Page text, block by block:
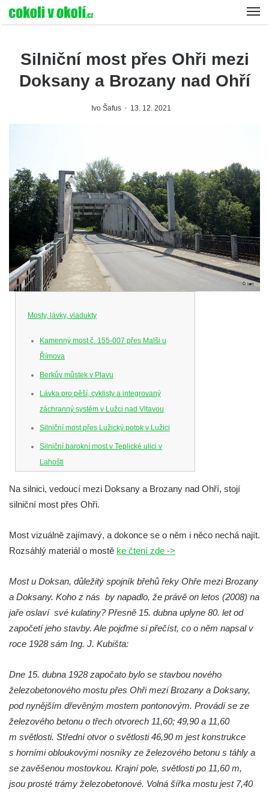
Silniční most přes Ohři mezi
Doksany a Brozany nad Ohří
Ivo Šafus 13. 12. 2021
Mosty, lávky, viadukty
Kamenný most č. 155-007 přes Malši u
Římova
Berkův můstek v Plavu
Lávka pro pěší, cyklisty a integrovaný
záchranný systém v Lužci nad Vltavou
Silniční most přes Lužický potok v Lužici
Silniční barokní most v Teplické ulici v
Lahošti
ve Šluknově
Železniční viadukt v Teplicích nad Metují
Lípy
Železniční viadukt v Desné
Silniční most přes potok Hasina v
Konětopech
potokem Hasina
Torzo železničního mostu jižně od Janova
Torzo železničního mostu v Horním Jiřetíně
Viadukt na bývalé železniční trati Počerady-
Vrskmaň u Polerad
Železniční viadukt v Chotyni
Na silnici, vedoucí mezi Doksany a Brozany nad Ohří, stojí
silniční most přes Ohři.
Most vizuálně zajímavý, a dokonce se o něm i něco nechá najít.
Rozsáhlý materiál o mostě ke čtení zde ->
Most u Doksan, důležitý spojník břehů řeky Ohře mezi Brozany
a Doksany. Koho z nás by napadlo, že právě on letos (2008) na
jaře oslaví své kulatiny? Přesně 15. dubna uplyne 80. let od
započetí jeho stavby. Ale pojďme si přečíst, co o něm napsal v
roce 1928 sám Ing. J. Kubišta:
Dne 15. dubna 1928 započato bylo se stavbou nového
železobetonového mostu přes Ohři mezi Brozany a Doksany,
pod nynějším dřevěným mostem pontonovým. Provádí se ze
železového betonu o třech otvorech 11,60; 49,90 a 11,60
m světlosti. Střední otvor o světlosti 46,90 m jest konstrukce
s horními obloukovými nosníky ze železového betonu s táhly a
se zavěšenou mostovkou. Krajní pole, světlosti po 11,60 m,
jsou prosté trámy železobetonové. Volná šířka mostu jest 7,40